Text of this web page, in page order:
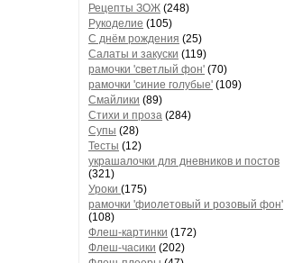
Рецепты ЗОЖ (248)
Рукоделие (105)
С днём рождения (25)
Салаты и закуски (119)
рамочки 'светлый фон' (70)
рамочки 'синие голубые' (109)
Смайлики (89)
Стихи и проза (284)
Супы (28)
Тесты (12)
украшалочки для дневников и постов
(321)
Уроки (175)
рамочки 'фиолетовый и розовый фон'
(108)
Флеш-картинки (172)
Флеш-часики (202)